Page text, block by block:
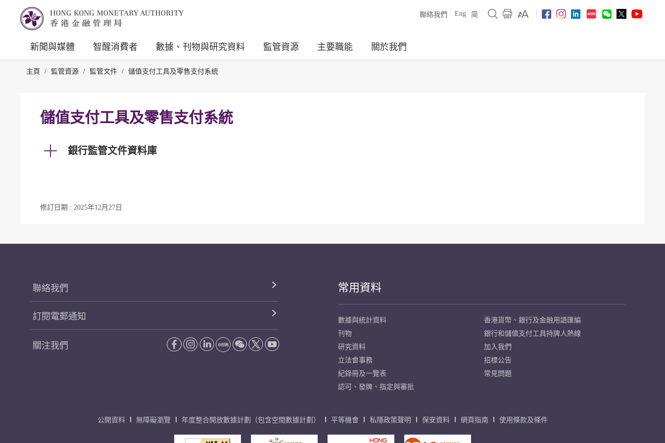
聯絡我們 Eng 简
新聞與媒體 智醒消費者 數據、刊物與研究資料 監管資源 主要職能 關於我們
主頁 / 監管資源 / 監管文件 / 儲值支付工具及零售支付系統
儲值支付工具及零售支付系統
銀行監管文件資料庫
修訂日期 : 2025年12月27日
聯絡我們
訂閱電郵通知
關注我們
常用資料
數據與統計資料
刊物
研究資料
立法會事務
紀錄冊及一覽表
認可、發牌、指定與審批
香港貨幣、銀行及金融用語匯編
銀行和儲值支付工具持牌人熱線
加入我們
招標公告
常見問題
公開資料 無障礙瀏覽 年度整合開放數據計劃（包含空間數據計劃） 平等機會 私隱政策聲明 保安資料 網頁指南 使用條款及條件